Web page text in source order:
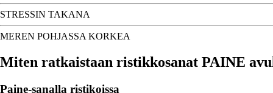
STRESSIN TAKANA
MEREN POHJASSA KORKEA
Miten ratkaistaan ristikkosanat PAINE
Paine-sanalla ristikoissa